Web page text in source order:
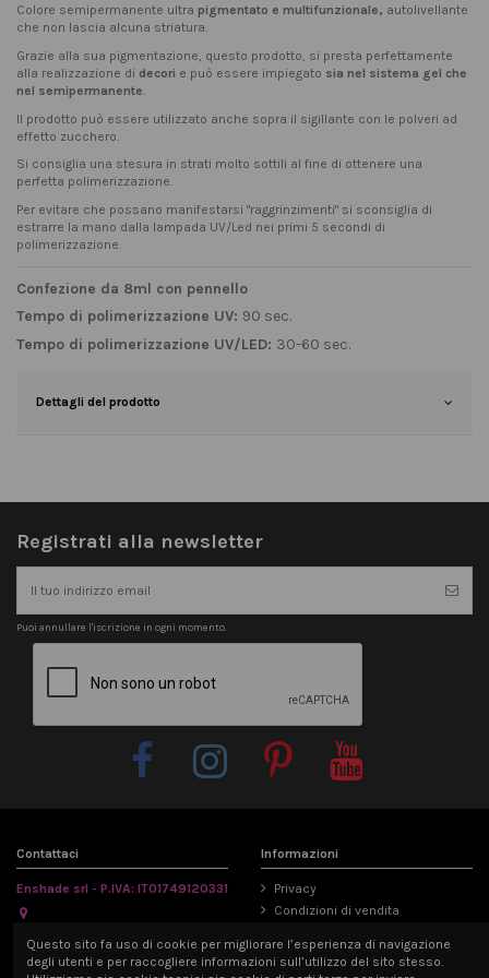
Colore semipermanente ultra pigmentato e multifunzionale, autolivellante
che non lascia alcuna striatura.
Grazie alla sua pigmentazione, questo prodotto, si presta perfettamente
alla realizzazione di decori e può essere impiegato sia nel sistema gel che
nel semipermanente.
Il prodotto può essere utilizzato anche sopra il sigillante con le polveri ad
effetto zucchero.
Si consiglia una stesura in strati molto sottili al fine di ottenere una
perfetta polimerizzazione.
Per evitare che possano manifestarsi "raggrinzimenti" si sconsiglia di
estrarre la mano dalla lampada UV/Led nei primi 5 secondi di
polimerizzazione.
Confezione da 8ml con pennello
Tempo di polimerizzazione UV: 90 sec.
Tempo di polimerizzazione UV/LED: 30-60 sec.
Dettagli del prodotto
Registrati alla newsletter
Puoi annullare l'iscrizione in ogni momento.
Contattaci
Enshade srl - P.IVA: IT01749120331
Piacenza, Italia
Informazioni
Privacy
Condizioni di vendita
Mappa del sito
Questo sito fa uso di cookie per migliorare l’esperienza di navigazione
degli utenti e per raccogliere informazioni sull’utilizzo del sito stesso.